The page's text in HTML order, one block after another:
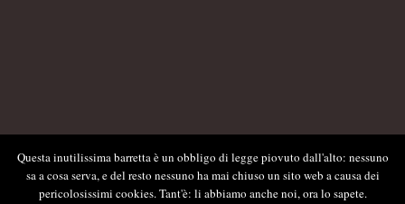
Questa inutilissima barretta è un obbligo di legge piovuto dall'alto: nessuno
sa a cosa serva, e del resto nessuno ha mai chiuso un sito web a causa dei
pericolosissimi cookies. Tant'è: li abbiamo anche noi, ora lo sapete.